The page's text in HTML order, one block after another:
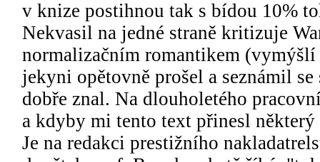
v knize postihnou tak s bídou 10%
Nekvasil na jedné straně kritizuje
normalizačním romantikem
jekyni opětovně prošel a seznámil
dobře znal. Na dlouholetého
a kdyby mi tento text přinesl
Je na redakci prestižního